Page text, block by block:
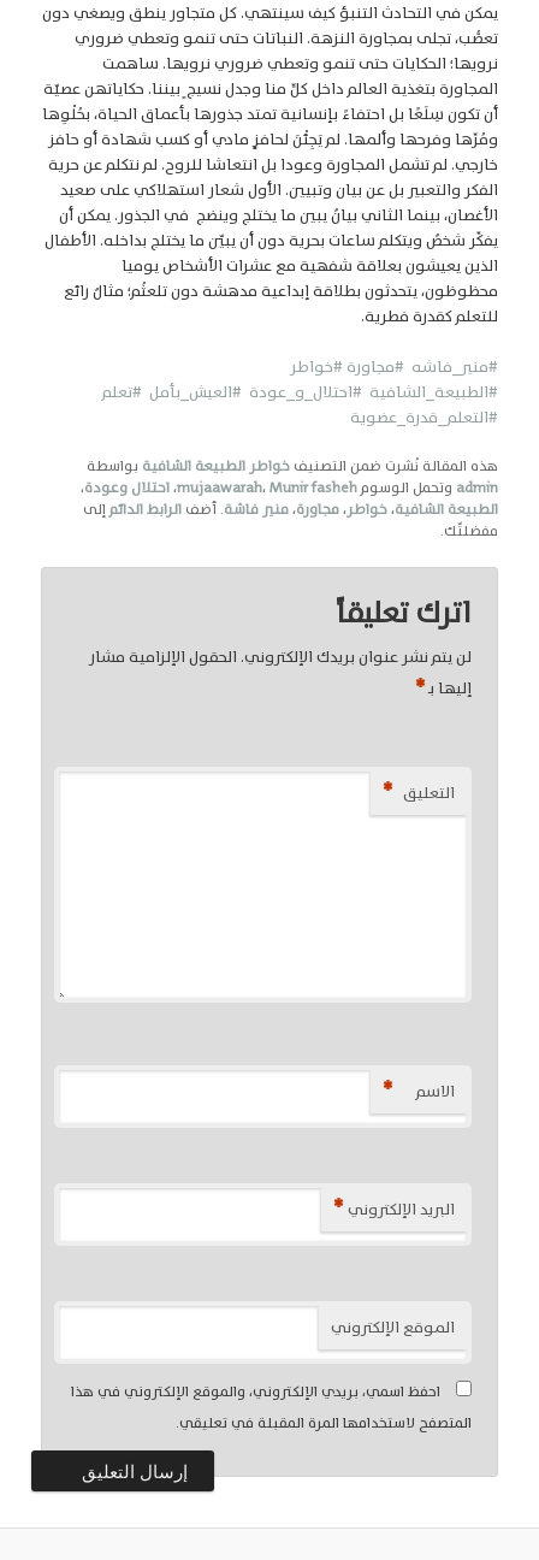
يمكن في التحادث التنبؤ كيف سينتهي. كل متجاور ينطق ويصغي دون
تعصُّب، تجلى بمجاورة النزهة. النباتات حتى تنمو وتعطي ضروري
نرويها؛ الحكايات حتى تنمو وتعطي ضروري نرويها. ساهمت
المجاورة بتغذية العالم داخل كلٍّ منا وجدل نسيجٍ بيننا. حكاياتهن عصيّة
أن تكون سِلَعًا بل احتفاءً بإنسانية تمتد جذورها بأعماق الحياة، بحُلْوِها
ومُرِّها وفرحها وألمها. لم يَجِئْنَ لحافزٍ مادي أو كسب شهادة أو حافز
خارجي. لم تشمل المجاورة وعودا بل انتعاشا للروح. لم نتكلم عن حرية
الفكر والتعبير بل عن بيان وتبيين. الأول شعار استهلاكي على صعيد
الأغصان، بينما الثاني بيانٌ يبين ما يختلج وينضج في الجذور. يمكن أن
يفكِّر شخصٌ ويتكلم ساعات بحرية دون أن يبيّن ما يختلج بداخله. الأطفال
الذين يعيشون بعلاقة شفهية مع عشرات الأشخاص يوميا
محظوظون، يتحدثون بطلاقة إبداعية مدهشة دون تلعثُم؛ مثالٌ رائع
للتعلم كقدرة فطرية.
#منير_فاشه #مجاورة #خواطر
#الطبيعة_الشافية #احتلال_و_عودة #العيش_بأمل #تعلم
#التعلم_قدرة_عضوية
هذه المقالة نُشرت ضمن التصنيفخواطر الطبيعة الشافية بواسطة
admin وتحمل الوسوم mujaawarah،Munir fasheh ،احتلال وعودة،
الطبيعة الشافية،خواطر،مجاورة،منير فاشة. أضفالرابط الدائم إلى
مفضلتّك.
اترك تعليقاً
لن يتم نشر عنوان بريدك الإلكتروني. الحقول الإلزامية مشار
إليها بـ*
التعليق *
الاسم *
البريد الإلكتروني *
الموقع الإلكتروني
احفظ اسمي، بريدي الإلكتروني، والموقع الإلكتروني في هذا
المتصفح لاستخدامها المرة المقبلة في تعليقي.